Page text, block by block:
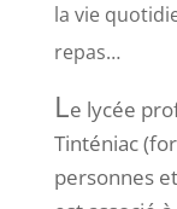
la vie
repas…
Le lycée
Tinténiac
personnes